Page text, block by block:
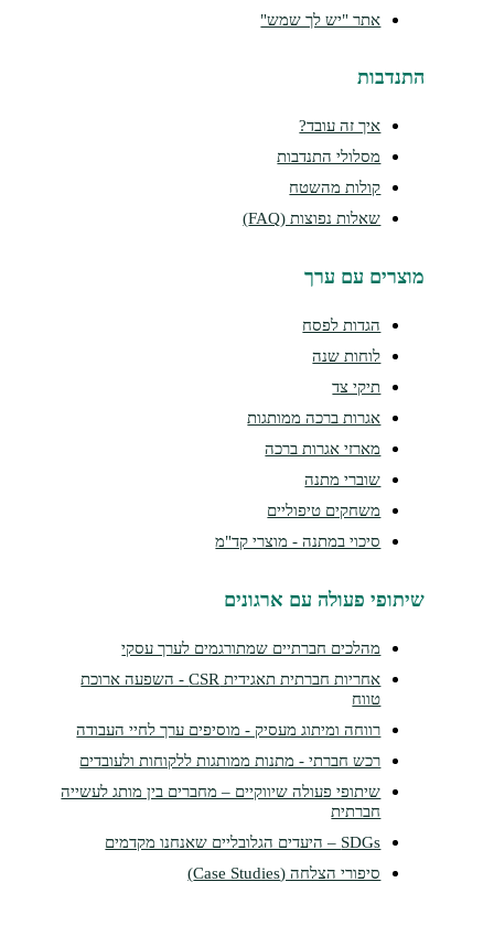
אתר "יש לך שמש"
איך זה עובד?
מסלולי התנדבות
קולות מהשטח
שאלות נפוצות (FAQ)
עם ערך
הגדות לפסח
אגרות ברכה ממותגות
מארזי אגרות ברכה
שוברי מתנה
משחקים טיפוליים
סיכוי במתנה - מוצרי קד"מ
פעולה עם ארגונים
מהלכים חברתיים שמתורגמים לערך עסקי
אחריות חברתית תאגידית CSR - השפעה ארוכת
רווחה ומיתוג מעסיק - מוסיפים ערך לחיי העבודה
רכש חברתי - מתנות ממותגות ללקוחות ולעובדים
שיתופי פעולה שיווקיים – מחברים בין מותג לעשייה
סיפורי הצלחה (Case Studies)